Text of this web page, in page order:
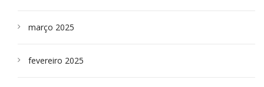
março 2025
fevereiro 2025